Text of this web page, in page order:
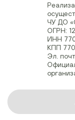
ЧУ ДО
ОГРН:
ИНН
КПП
Эл.